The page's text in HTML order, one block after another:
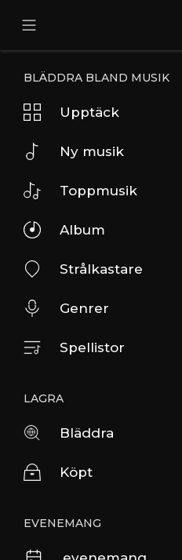
BLÄDDRA BLAND MUSIK
Upptäck
Ny musik
Toppmusik
Album
Strålkastare
Genrer
Spellistor
LAGRA
Bläddra
Köpt
EVENEMANG